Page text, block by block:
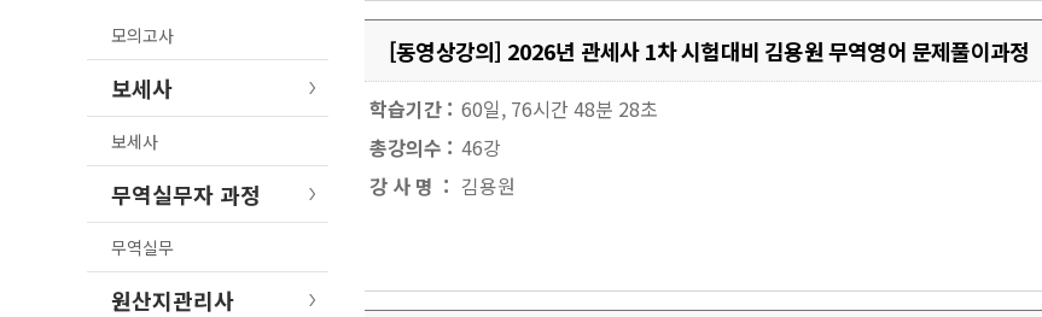
모의고사
보세사
보세사
무역실무자 과정
무역실무
원산지관리사
[동영상강의] 2026년 관세사 1차 시험대비 김용원 무역영어 문제풀이과정
학습기간 : 60일, 76시간 48분 28초
총강의수 : 46강
강 사 명 : 김용원